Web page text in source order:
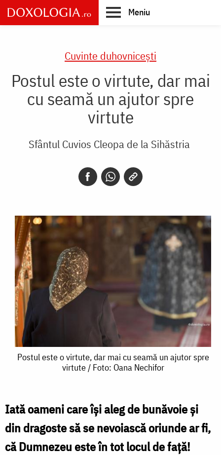
Skip
to
main
Meniu
Cuvinte duhovnicești
Postul este o virtute, dar mai
cu seamă un ajutor spre
virtute
Sfântul Cuvios Cleopa de la Sihăstria
Postul
virtute,
dar
mai
Postul este o virtute, dar mai cu seamă un ajutor spre
virtute / Foto: Oana Nechifor
Iată oameni care își aleg de bunăvoie și
din dragoste să se nevoiască oriunde ar fi,
că Dumnezeu este în tot locul de față!